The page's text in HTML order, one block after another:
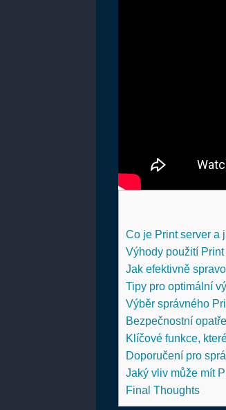
Co je Print server a
Výhody použití
Jak efektivně
Tipy pro optimální
Výběr správného
Bezpečnostní
Klíčové funkce,
Doporučení pro
Jaký vliv může mít
Final Thoughts